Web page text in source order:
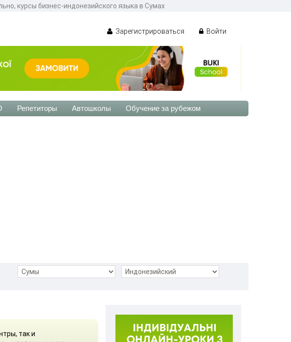
курсы бизнес-индонезийского языка в Сумах
Зарегистрироваться Войти
Репетиторы Автошколы Обучение за рубежом
так и